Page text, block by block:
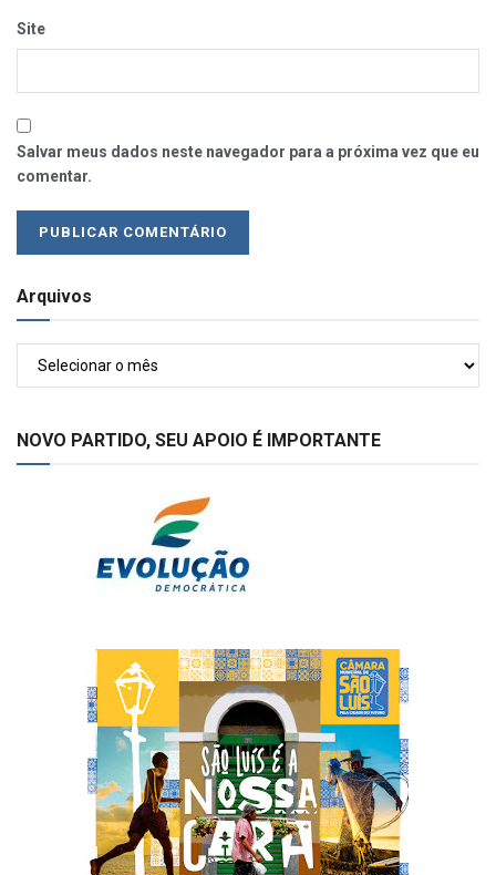
Site
Salvar meus dados neste navegador para a próxima vez que eu
comentar.
Arquivos
NOVO PARTIDO, SEU APOIO É IMPORTANTE